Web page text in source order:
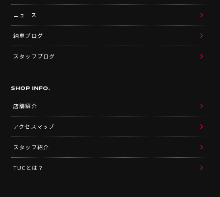
ニュース
納車ブログ
スタッフブログ
SHOP INFO.
店舗紹介
アクセスマップ
スタッフ紹介
TUCとは？